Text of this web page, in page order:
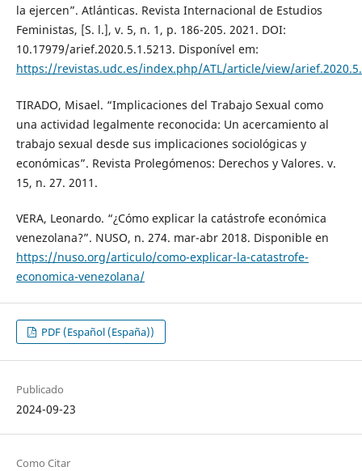
la ejercen”. Atlánticas. Revista Internacional de Estudios
Feministas, [S. l.], v. 5, n. 1, p. 186-205. 2021. DOI:
10.17979/arief.2020.5.1.5213. Disponível em:
https://revistas.udc.es/index.php/ATL/article/view/
TIRADO, Misael. “Implicaciones del Trabajo Sexual como
una actividad legalmente reconocida: Un acercamiento al
trabajo sexual desde sus implicaciones sociológicas y
económicas”. Revista Prolegómenos: Derechos y Valores. v.
15, n. 27. 2011.
VERA, Leonardo. “¿Cómo explicar la catástrofe económica
venezolana?”. NUSO, n. 274. mar-abr 2018. Disponible en
https://nuso.org/articulo/como-explicar-la-catastrofe-
economica-venezolana/
PDF (Español (España))
Publicado
2024-09-23
Como Citar